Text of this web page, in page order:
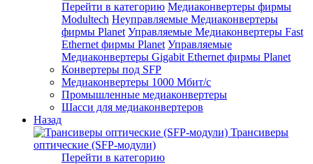
Перейти в категорию Медиаконвертеры фирмы
Modultech Неуправляемые Медиаконвертеры
фирмы Planet Управляемые Медиаконвертеры Fast
Ethernet фирмы Planet Управляемые
Медиаконвертеры Gigabit Ethernet фирмы Planet
Конвертеры под SFP
Медиаконвертеры 1000 Мбит/с
Промышленные медиаконвертеры
Шасси для медиаконвертеров
Назад
Трансиверы
оптические (SFP-модули)
Перейти в категорию